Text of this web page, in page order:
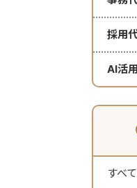
採用
AI活用
すべ